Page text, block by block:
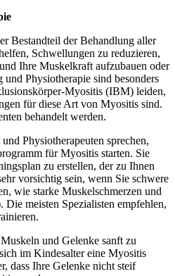
Bestandteil der Behandlung aller
Schwellungen zu reduzieren,
Ihre Muskelkraft aufzubauen oder
Physiotherapie sind besonders
Myositis (IBM) leiden,
für diese Art von Myositis sind.
behandelt werden.
Physiotherapeuten sprechen,
für Myositis starten. Sie
zu erstellen, der zu Ihnen
vorsichtig sein, wenn Sie schwere
wie starke Muskelschmerzen und
meisten Spezialisten empfehlen,
und Gelenke sanft zu
im Kindesalter eine Myositis
dass Ihre Gelenke nicht steif